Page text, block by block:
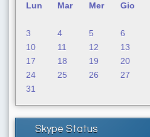
Lun
Mar Mer Gio
3
4 5 6
10
11 12 13
17
18 19 20
24
25 26 27
31
Skype Status